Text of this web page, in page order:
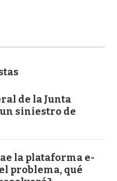
de la Junta
siniestro de
la plataforma e-
problema, qué